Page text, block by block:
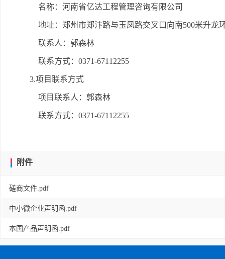
名称：河南省亿达工程管理咨询有限公司
地址：郑州市郑汴路与玉凤路交叉口向南500米升龙
联系人：郭森林
联系方式：0371-67112255
3.项目联系方式
项目联系人：郭森林
联系方式：0371-67112255
附件
磋商文件.pdf
中小微企业声明函.pdf
本国产品声明函.pdf